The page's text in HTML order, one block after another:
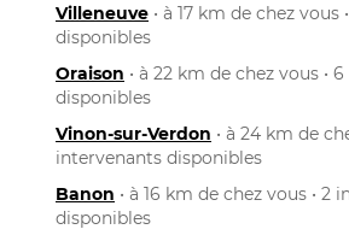
Villeneuve • à 17 km de chez
disponibles
Oraison • à 22 km de chez vous •
disponibles
Vinon-sur-Verdon • à 24 km de
intervenants disponibles
Banon • à 16 km de chez vous • 2
disponibles